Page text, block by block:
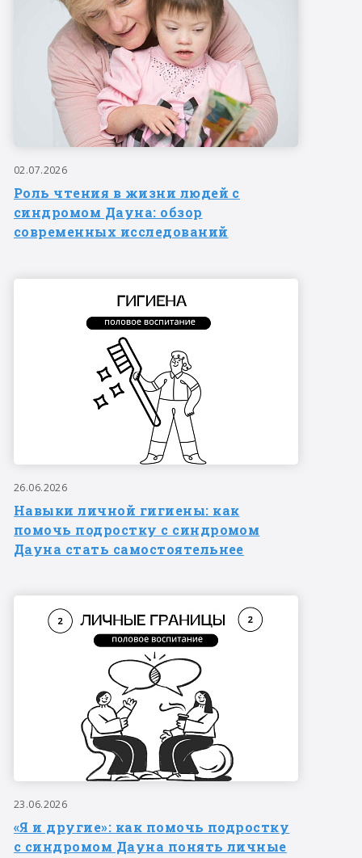
02.07.2026
Роль чтения в жизни людей с
синдромом Дауна: обзор
современных исследований
26.06.2026
Навыки личной гигиены: как
помочь подростку с синдромом
Дауна стать самостоятельнее
23.06.2026
«Я и другие»: как помочь подростку
с синдромом Дауна понять личные